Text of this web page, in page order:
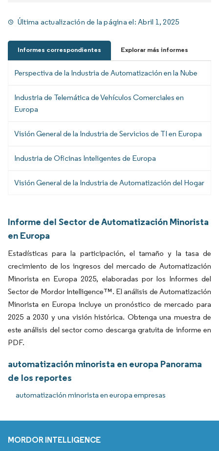
Última actualización de la página el:Abril 1, 2025
Informes correspondientes Explorar más informes
Perspectiva de la Industria de Automatización en la Nube
Industria de Telemática de Vehículos Comerciales en
Europa
Visión General de la Industria de Servicios de TI en Europa
Industria de Oficinas Inteligentes de Europa
Visión General de la Industria de Automatización del Hogar
Informe del Sector de Automatización Minorista
en Europa
Estadísticas para la participación, el tamaño y la tasa de
crecimiento de los ingresos del mercado de Automatización
Minorista en Europa 2025, elaboradas por los Informes del
Sector de Mordor Intelligence™. El análisis de Automatización
Minorista en Europa incluye un pronóstico de mercado para
2025 a 2030 y una visión histórica. Obtenga una muestra de
este análisis del sector como descarga gratuita de informe en
PDF.
automatización minorista en europa Panorama
de los reportes
automatización minorista en europa empresas
MORDOR INTELLIGENCE